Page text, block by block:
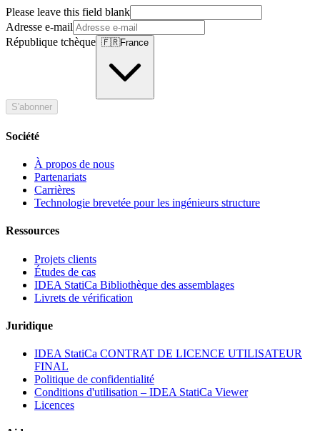
Please leave this field blank
Adresse e-mail
République tchèque 🇫🇷France
S'abonner
Société
À propos de nous
Partenariats
Carrières
Technologie brevetée pour les ingénieurs structure
Ressources
Projets clients
Études de cas
IDEA StatiCa Bibliothèque des assemblages
Livrets de vérification
Juridique
IDEA StatiCa CONTRAT DE LICENCE UTILISATEUR
FINAL
Politique de confidentialité
Conditions d'utilisation – IDEA StatiCa Viewer
Licences